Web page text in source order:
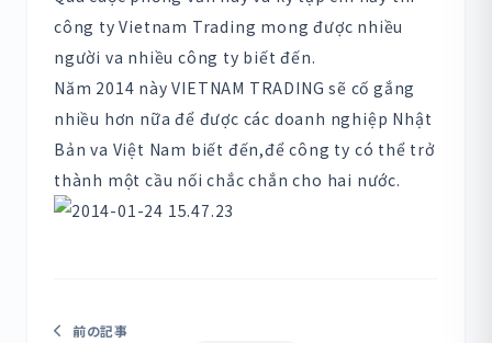
công ty Vietnam Trading mong được nhiều
người va nhiều công ty biết đến.
Năm 2014 này VIETNAM TRADING sẽ cố gắng
nhiều hơn nữa để được các doanh nghiệp Nhật
Bản va Việt Nam biết đến,để công ty có thể trở
thành một cầu nối chắc chắn cho hai nước.
前の記事